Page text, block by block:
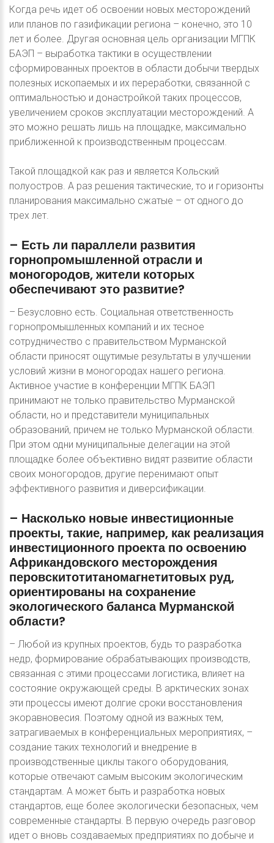
Когда речь идет об освоении новых месторождений
или планов по газификации региона – конечно, это 10
лет и более. Другая основная цель организации МГПК
БАЭП – выработка тактики в осуществлении
сформированных проектов в области добычи твердых
полезных ископаемых и их переработки, связанной с
оптимальностью и донастройкой таких процессов,
увеличением сроков эксплуатации месторождений. А
это можно решать лишь на площадке, максимально
приближенной к производственным процессам.
Такой площадкой как раз и является Кольский
полуостров. А раз решения тактические, то и горизонты
планирования максимально сжатые – от одного до
трех лет.
– Естьли параллели развития
горнопромышленной отрасли и
моногородов,жители которых
обеспечиваютэто развитие?
– Безусловно есть. Социальная ответственность
горнопромышленных компаний и их тесное
сотрудничество с правительством Мурманской
области приносят ощутимые результаты в улучшении
условий жизни в моногородах нашего региона.
Активное участие в конференции МГПК БАЭП
принимают не только правительство Мурманской
области, но и представители муниципальных
образований, причем не только Мурманской области.
При этом одни муниципальные делегации на этой
площадке более объективно видят развитие области
своих моногородов, другие перенимают опыт
эффективного развития и диверсификации.
– Насколько новые инвестиционные
проекты,такие, например, как реализация
инвестиционного проекта поосвоению
Африкандовского месторождения
перовскитотитаномагнетитовых руд,
ориентированы насохранение
экологического баланса Мурманской
области?
– Любой из крупных проектов, будь то разработка
недр, формирование обрабатывающих производств,
связанная с этими процессами логистика, влияет на
состояние окружающей среды. В арктических зонах
эти процессы имеют долгие сроки восстановления
экоравновесия. Поэтому одной из важных тем,
затрагиваемых в конференциальных мероприятиях, –
создание таких технологий и внедрение в
производственные циклы такого оборудования,
которые отвечают самым высоким экологическим
стандартам. А может быть и разработка новых
стандартов, еще более экологически безопасных, чем
современные стандарты. В первую очередь разговор
идет о вновь создаваемых предприятиях по добыче и